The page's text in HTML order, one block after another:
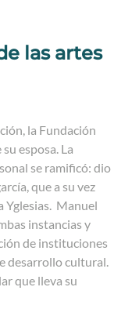
las artes
la Fundación
esposa. La
se ramificó: dio
que a su vez
Yglesias. Manuel
instancias y
de instituciones
desarrollo cultural.
que lleva su